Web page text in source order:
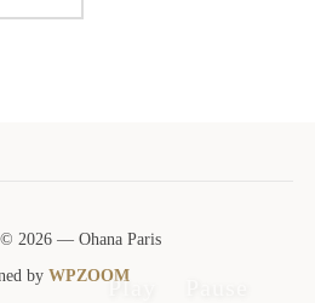
Play
2026 — Ohana Paris
by WPZOOM